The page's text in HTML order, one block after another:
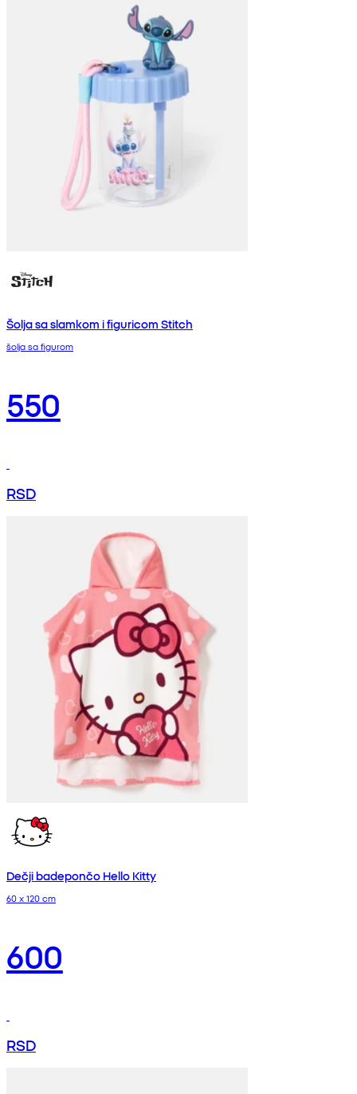
Šolja sa slamkom i figuricom Stitch
šolja sa figurom
550
RSD
Dečji badepončo Hello Kitty
60 x 120 cm
600
RSD